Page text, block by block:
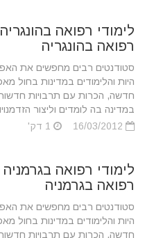
לימודי רפואה
רפואה בהונגריה
סטודנטים רבים מחפשים את
היות והלימודים במדינות בחול
חדשה, הכרות עם תרבויות
במדינה בה לומדים וליצור
לימודי רפואה
רפואה בגרמניה
סטודנטים רבים מחפשים את
היות והלימודים במדינות בחול
חדשה, הכרות עם תרבויות